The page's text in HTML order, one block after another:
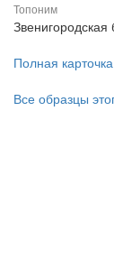
Топоним
Полная карточка
Все образцы